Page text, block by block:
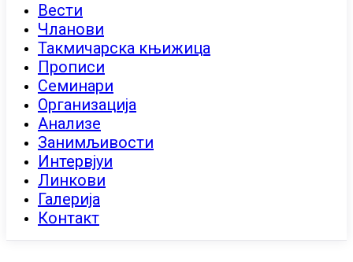
Вести
Чланови
Такмичарска књижица
Прописи
Семинари
Организација
Анализе
Занимљивости
Интервјуи
Линкови
Галерија
Контакт